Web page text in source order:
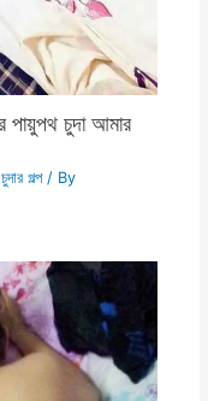
চুদা আমার
গল্প/ By